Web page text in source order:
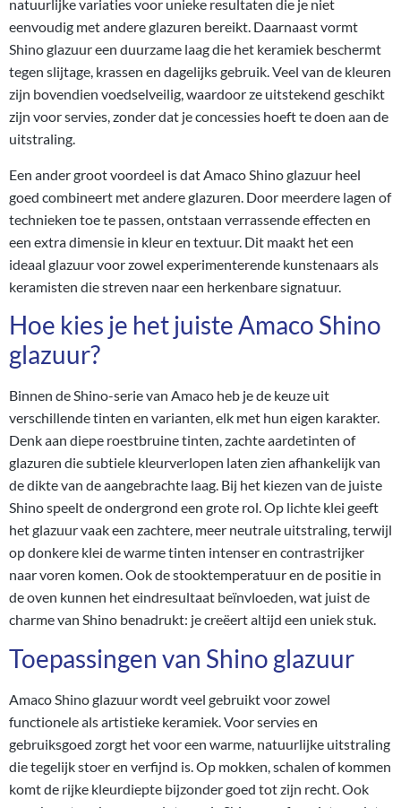
natuurlijke variaties voor unieke resultaten die je niet
eenvoudig met andere glazuren bereikt. Daarnaast vormt
Shino glazuur een duurzame laag die het keramiek beschermt
tegen slijtage, krassen en dagelijks gebruik. Veel van de kleuren
zijn bovendien voedselveilig, waardoor ze uitstekend geschikt
zijn voor servies, zonder dat je concessies hoeft te doen aan de
uitstraling.
Een ander groot voordeel is dat Amaco Shino glazuur heel
goed combineert met andere glazuren. Door meerdere lagen of
technieken toe te passen, ontstaan verrassende effecten en
een extra dimensie in kleur en textuur. Dit maakt het een
ideaal glazuur voor zowel experimenterende kunstenaars als
keramisten die streven naar een herkenbare signatuur.
Hoe kies je het juiste Amaco Shino
glazuur?
Binnen de Shino-serie van Amaco heb je de keuze uit
verschillende tinten en varianten, elk met hun eigen karakter.
Denk aan diepe roestbruine tinten, zachte aardetinten of
glazuren die subtiele kleurverlopen laten zien afhankelijk van
de dikte van de aangebrachte laag. Bij het kiezen van de juiste
Shino speelt de ondergrond een grote rol. Op lichte klei geeft
het glazuur vaak een zachtere, meer neutrale uitstraling, terwijl
op donkere klei de warme tinten intenser en contrastrijker
naar voren komen. Ook de stooktemperatuur en de positie in
de oven kunnen het eindresultaat beïnvloeden, wat juist de
charme van Shino benadrukt: je creëert altijd een uniek stuk.
Toepassingen van Shino glazuur
Amaco Shino glazuur wordt veel gebruikt voor zowel
functionele als artistieke keramiek. Voor servies en
gebruiksgoed zorgt het voor een warme, natuurlijke uitstraling
die tegelijk stoer en verfijnd is. Op mokken, schalen of kommen
komt de rijke kleurdiepte bijzonder goed tot zijn recht. Ook